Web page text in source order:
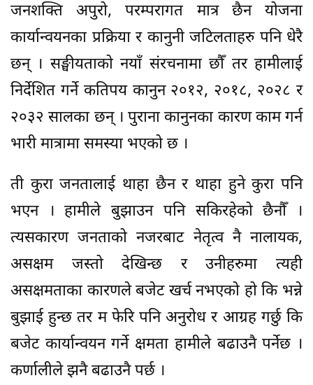
जनशक्ति अपुरो, परम्परागत मात्र छैन योजना
कार्यान्वयनका प्रक्रिया र कानुनी जटिलताहरु पनि धेरै
छन् । सङ्घीयताको नयाँ संरचनामा छौँ तर हामीलाई
निर्देशित गर्ने कतिपय कानुन २०१२, २०१८, २०२८ र
२०३२ सालका छन् । पुराना कानुनका कारण काम गर्न
भारी मात्रामा समस्या भएको छ ।
ती कुरा जनतालाई थाहा छैन र थाहा हुने कुरा पनि
भएन । हामीले बुझाउन पनि सकिरहेको छैनौँ ।
त्यसकारण जनताको नजरबाट नेतृत्व नै नालायक,
असक्षम जस्तो देखिन्छ र उनीहरुमा त्यही
असक्षमताका कारणले बजेट खर्च नभएको हो कि भन्ने
बुझाई हुन्छ तर म फेरि पनि अनुरोध र आग्रह गर्छु कि
बजेट कार्यान्वयन गर्ने क्षमता हामीले बढाउनै पर्नेछ ।
कर्णालीले झनै बढाउनै पर्छ ।